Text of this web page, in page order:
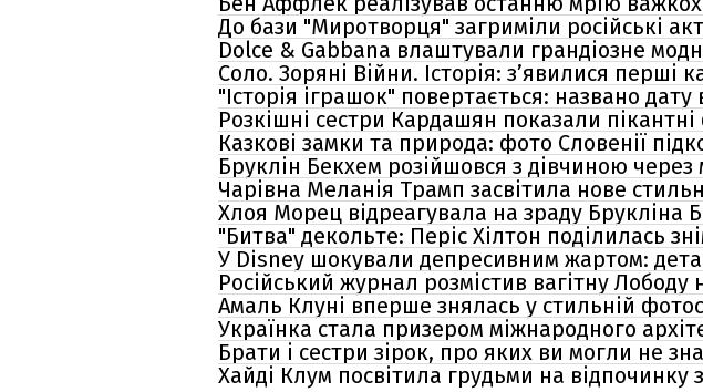
До бази "Миротворця" загриміли російські
Dolce & Gabbana влаштували грандіозне
Соло. Зоряні Війни. Історія: з’явилися перші
"Історія іграшок" повертається: названо
Розкішні сестри Кардашян показали
Казкові замки та природа: фото Словенії
Бруклін Бекхем розійшовся з дівчиною
Чарівна Меланія Трамп засвітила нове
Хлоя Морец відреагувала на зраду Брукліна
"Битва" декольте: Періс Хілтон поділилась
У Disney шокували депресивним жартом:
Російський журнал розмістив вагітну
Амаль Клуні вперше знялась у стильній
Українка стала призером міжнародного
Брати і сестри зірок, про яких ви могли не
Хайді Клум посвітила грудьми на